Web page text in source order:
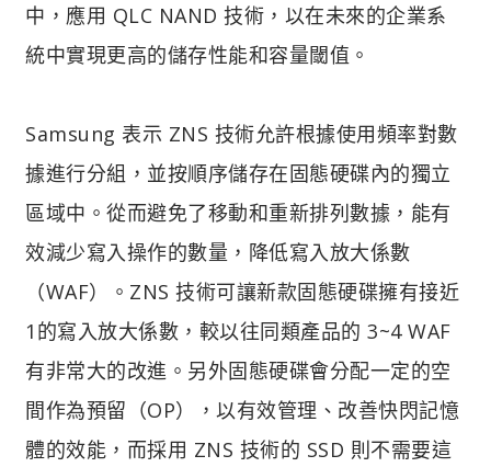
中，應用 QLC NAND 技術，以在未來的企業系
統中實現更高的儲存性能和容量閾值。
Samsung 表示 ZNS 技術允許根據使用頻率對數
據進行分組，並按順序儲存在固態硬碟內的獨立
區域中。從而避免了移動和重新排列數據，能有
效減少寫入操作的數量，降低寫入放大係數
（WAF）。ZNS 技術可讓新款固態硬碟擁有接近
1的寫入放大係數，較以往同類產品的 3~4 WAF
有非常大的改進。另外固態硬碟會分配一定的空
間作為預留（OP），以有效管理、改善快閃記憶
體的效能，而採用 ZNS 技術的 SSD 則不需要這